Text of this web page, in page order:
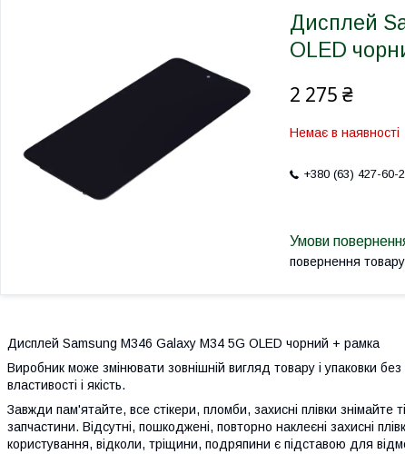
Дисплей
OLED
2 275 ₴
Немає в наявності
+380 (63) 427-60-
повернення
Дисплей Samsung M346 Galaxy M34 5G OLED чорний + рамка
Виробник може змінювати зовнішній вигляд товару і упаковки
властивості і якість.
Завжди пам'ятайте, все стікери, пломби, захисні плівки знімайте
запчастини. Відсутні, пошкоджені, повторно наклеєні захисні
користування, відколи, тріщини, подряпини є підставою для